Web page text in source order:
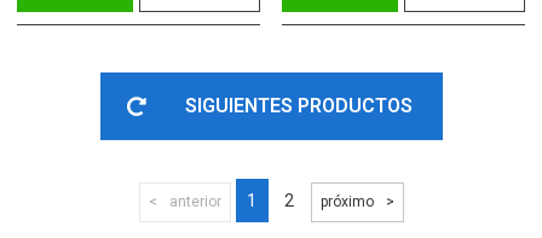
SIGUIENTES PRODUCTOS
anterior 1 2 próximo